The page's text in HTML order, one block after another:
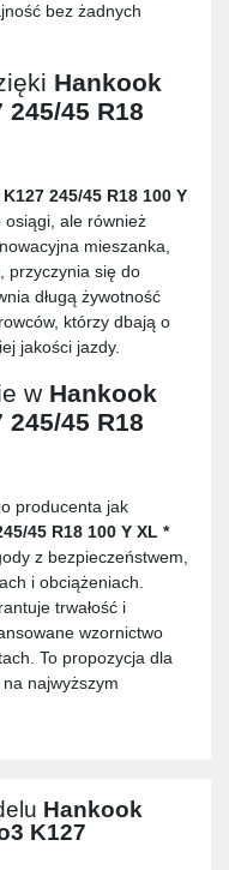
bez żadnych
Hankook
245/45 R18
245/45 R18 100 Y
osiągi, ale również
mieszanka,
przyczynia się do
długą żywotność
którzy dbają o
jakości jazdy.
w Hankook
245/45 R18
producenta jak
45 R18 100 Y XL *
z bezpieczeństwem,
i obciążeniach.
trwałość i
wzornictwo
To propozycja dla
najwyższym
Hankook
K127